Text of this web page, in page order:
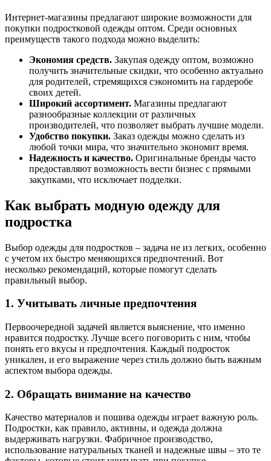
Интернет-магазины предлагают широкие возможности для
покупки подростковой одежды оптом. Среди основных
преимуществ такого подхода можно выделить:
Экономия средств. Закупая одежду оптом, возможно
получить значительные скидки, что особенно актуально
для родителей, стремящихся сэкономить на гардеробе
своих детей.
Широкий ассортимент. Магазины предлагают
разнообразные коллекции от различных
производителей, что позволяет выбрать лучшие модели.
Удобство покупки. Заказ одежды можно сделать из
любой точки мира, что значительно экономит время.
Надежность и качество. Оригинальные бренды часто
предоставляют возможность вести бизнес с прямыми
закупками, что исключает подделки.
Как выбрать модную одежду для
подростка
Выбор одежды для подростков – задача не из легких, особенно
с учетом их быстро меняющихся предпочтений. Вот
несколько рекомендаций, которые помогут сделать
правильный выбор.
1. Учитывать личные предпочтения
Первоочередной задачей является выяснение, что именно
нравится подростку. Лучше всего поговорить с ним, чтобы
понять его вкусы и предпочтения. Каждый подросток
уникален, и его выражение через стиль должно быть важным
аспектом выбора одежды.
2. Обращать внимание на качество
Качество материалов и пошива одежды играет важную роль.
Подростки, как правило, активны, и одежда должна
выдерживать нагрузки. Фабричное производство,
использование натуральных тканей и надежные швы – это те